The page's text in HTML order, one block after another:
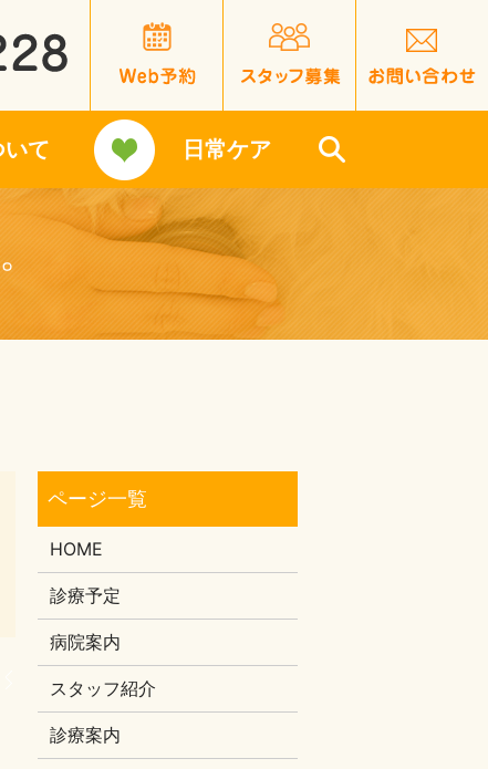
て 日常ケア
HOME
診療予定
病院案内
スタッフ紹介
診療案内